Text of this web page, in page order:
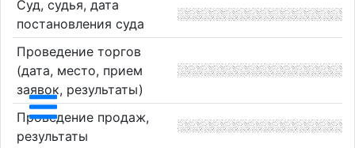
Суд, судья, дата
постановления суда
Проведение торгов
(дата, место, прием
заявок, результаты)
Проведение продаж,
результаты